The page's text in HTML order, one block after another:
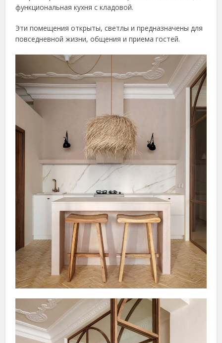
функциональная кухня с кладовой.
Эти помещения открыты, светлы и предназначены для
повседневной жизни, общения и приема гостей.